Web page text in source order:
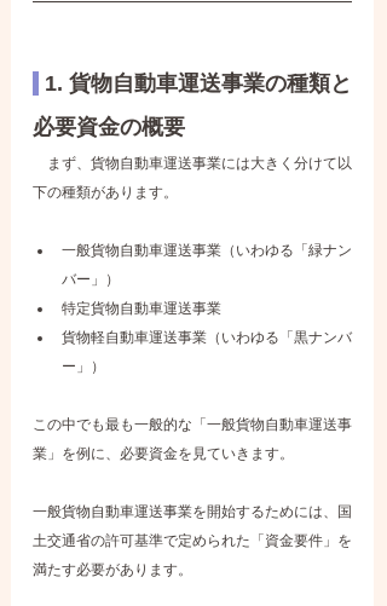
1. 貨物自動車運送事業の種類と
必要資金の概要
まず、貨物自動車運送事業には大きく分けて以
下の種類があります。
一般貨物自動車運送事業（いわゆる「緑ナン
バー」）
特定貨物自動車運送事業
貨物軽自動車運送事業（いわゆる「黒ナンバ
ー」）
この中でも最も一般的な「一般貨物自動車運送事
業」を例に、必要資金を見ていきます。
一般貨物自動車運送事業を開始するためには、国
土交通省の許可基準で定められた「資金要件」を
満たす必要があります。